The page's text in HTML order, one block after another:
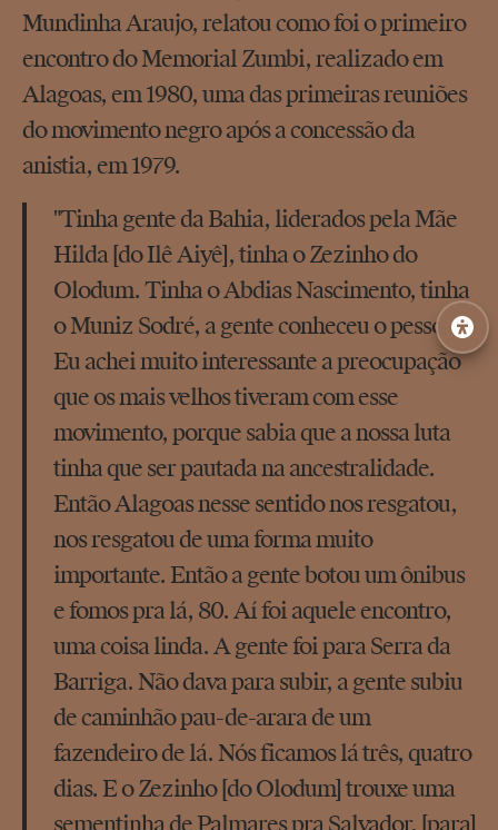
Mundinha Araujo, relatou como foi o primeiro
encontro do Memorial Zumbi, realizado em
Alagoas, em 1980, uma das primeiras reuniões
do movimento negro após a concessão da
anistia, em 1979.
"Tinha gente da Bahia, liderados pela Mãe
Hilda [do Ilê Aiyê], tinha o Zezinho do
Olodum. Tinha o Abdias Nascimento, tinha
o Muniz Sodré, a gente conheceu o pessoal.
Eu achei muito interessante a preocupação
que os mais velhos tiveram com esse
movimento, porque sabia que a nossa luta
tinha que ser pautada na ancestralidade.
Então Alagoas nesse sentido nos resgatou,
nos resgatou de uma forma muito
importante. Então a gente botou um ônibus
e fomos pra lá, 80. Aí foi aquele encontro,
uma coisa linda. A gente foi para Serra da
Barriga. Não dava para subir, a gente subiu
de caminhão pau-de-arara de um
fazendeiro de lá. Nós ficamos lá três, quatro
dias. E o Zezinho [do Olodum] trouxe uma